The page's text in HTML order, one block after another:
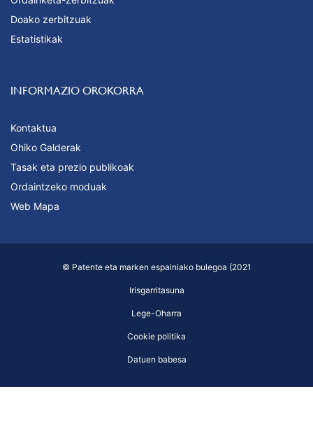
Doako zerbitzuak
Estatistikak
INFORMAZIO OROKORRA
Kontaktua
Ohiko Galderak
Tasak eta prezio publikoak
Ordaintzeko moduak
Web Mapa
© Patente eta marken espainiako bulegoa (2021
Irisgarritasuna
Lege-Oharra
Cookie politika
Datuen babesa